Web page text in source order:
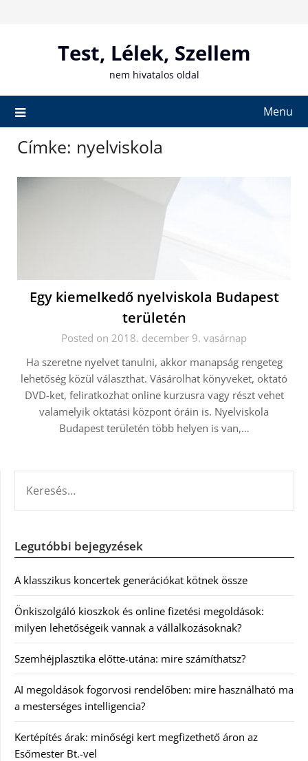
Test, Lélek, Szellem
nem hivatalos oldal
Menu
Címke: nyelviskola
Egy kiemelkedő nyelviskola Budapest
területén
Posted on 2018. december 9. vasárnap
Ha szeretne nyelvet tanulni, akkor manapság rengeteg
lehetőség közül választhat. Vásárolhat könyveket, oktató
DVD-ket, feliratkozhat online kurzusra vagy részt vehet
valamelyik oktatási központ óráin is. Nyelviskola
Budapest területén több helyen is van,…
Legutóbbi bejegyzések
A klasszikus koncertek generációkat kötnek össze
Önkiszolgáló kioszkok és online fizetési megoldások:
milyen lehetőségeik vannak a vállalkozásoknak?
Szemhéjplasztika előtte-utána: mire számíthatsz?
AI megoldások fogorvosi rendelőben: mire használható ma
a mesterséges intelligencia?
Kertépítés árak: minőségi kert megfizethető áron az
Esőmester Bt.-vel